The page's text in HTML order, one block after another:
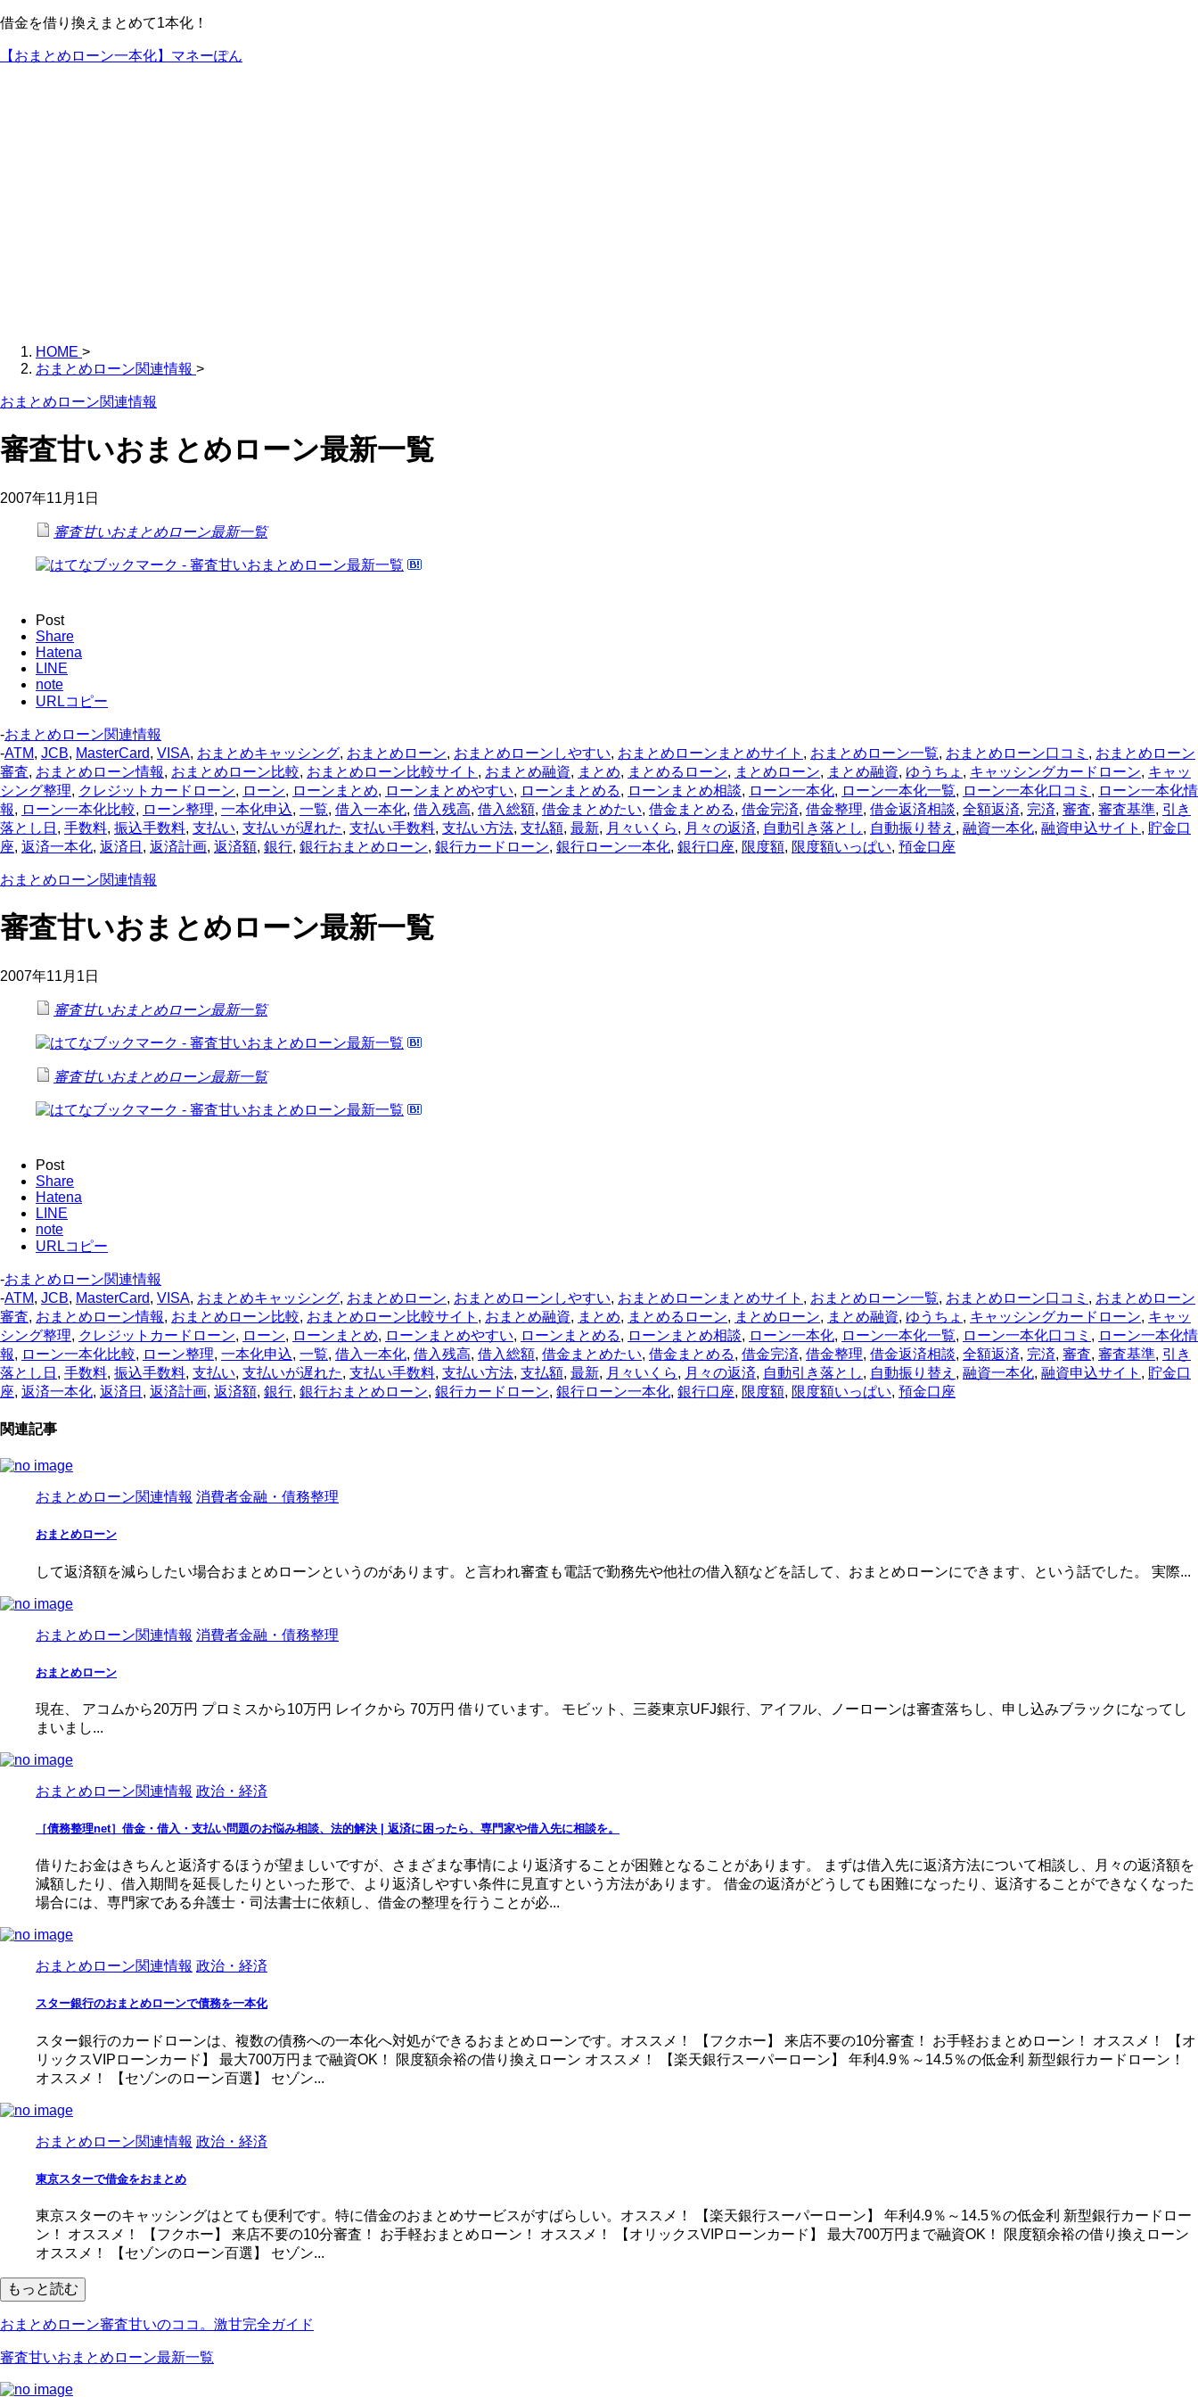
借金を借り換えまとめて1本化！
【おまとめローン一本化】マネーぽん
HOME >
おまとめローン関連情報 >
おまとめローン関連情報
審査甘いおまとめローン最新一覧
2007年11月1日
審査甘いおまとめローン最新一覧
Post
Share
Hatena
LINE
note
URLコピー
-おまとめローン関連情報
-ATM, JCB, MasterCard, VISA, おまとめキャッシング, おまとめローン, おまとめローンしやすい, おまとめローンまとめサイト , おまとめローン一覧, おまとめローン口コミ , おまとめローン
審査, おまとめローン情報, おまとめローン比較, おまとめローン比較サイト , おまとめ融資, まとめ, まとめるローン, まとめローン, まとめ融資, ゆうちょ , キャッシングカードローン, キャッ
シング整理, クレジットカードローン, ローン, ローンまとめ, ローンまとめやすい, ローンまとめる, ローンまとめ相談, ローン一本化, ローン一本化一覧, ローン一本化口コミ , ローン一本化情
報, ローン一本化比較, ローン整理, 一本化申込, 一覧, 借入一本化, 借入残高, 借入総額, 借金まとめたい, 借金まとめる, 借金完済, 借金整理, 借金返済相談, 全額返済, 完済, 審査, 審査基準, 引き
落とし日 , 手数料, 振込手数料, 支払い, 支払いが遅れた, 支払い手数料, 支払い方法, 支払額, 最新, 月々いくら, 月々の返済, 自動引き落とし, 自動振り替え , 融資一本化, 融資申込サイト , 貯金口
座, 返済一本化, 返済日 , 返済計画, 返済額, 銀行, 銀行おまとめローン, 銀行カードローン, 銀行ローン一本化, 銀行口座, 限度額, 限度額いっぱい, 預金口座
おまとめローン関連情報
審査甘いおまとめローン最新一覧
2007年11月1日
審査甘いおまとめローン最新一覧
審査甘いおまとめローン最新一覧
Post
Share
Hatena
LINE
note
URLコピー
-おまとめローン関連情報
-ATM, JCB, MasterCard, VISA, おまとめキャッシング, おまとめローン, おまとめローンしやすい, おまとめローンまとめサイト , おまとめローン一覧, おまとめローン口コミ , おまとめローン
審査, おまとめローン情報, おまとめローン比較, おまとめローン比較サイト , おまとめ融資, まとめ, まとめるローン, まとめローン, まとめ融資, ゆうちょ , キャッシングカードローン, キャッ
シング整理, クレジットカードローン, ローン, ローンまとめ, ローンまとめやすい, ローンまとめる, ローンまとめ相談, ローン一本化, ローン一本化一覧, ローン一本化口コミ , ローン一本化情
報, ローン一本化比較, ローン整理, 一本化申込, 一覧, 借入一本化, 借入残高, 借入総額, 借金まとめたい, 借金まとめる, 借金完済, 借金整理, 借金返済相談, 全額返済, 完済, 審査, 審査基準, 引き
落とし日 , 手数料, 振込手数料, 支払い, 支払いが遅れた, 支払い手数料, 支払い方法, 支払額, 最新, 月々いくら, 月々の返済, 自動引き落とし, 自動振り替え , 融資一本化, 融資申込サイト , 貯金口
座, 返済一本化, 返済日 , 返済計画, 返済額, 銀行, 銀行おまとめローン, 銀行カードローン, 銀行ローン一本化, 銀行口座, 限度額, 限度額いっぱい, 預金口座
関連記事
おまとめローン関連情報 消費者金融・債務整理
おまとめローン
して返済額を減らしたい場合おまとめローンというのがあります。と言われ審査も電話で勤務先や他社の借入額などを話して、おまとめローンにできます、という話でした。 実際...
おまとめローン関連情報 消費者金融・債務整理
おまとめローン
現在、 アコムから20万円 プロミスから10万円 レイクから 70万円 借りています。 モビット、三菱東京UFJ銀行、アイフル、ノーローンは審査落ちし、申し込みブラックになってし
まいまし...
おまとめローン関連情報 政治・経済
［債務整理net］借金・借入・支払い問題のお悩み相談、法的解決 | 返済に困ったら、専門家や借入先に相談を。
借りたお金はきちんと返済するほうが望ましいですが、さまざまな事情により返済することが困難となることがあります。 まずは借入先に返済方法について相談し、月々の返済額を
減額したり、借入期間を延長したりといった形で、より返済しやすい条件に見直すという方法があります。 借金の返済がどうしても困難になったり、返済することができなくなった
場合には、専門家である弁護士・司法書士に依頼し、借金の整理を行うことが必...
おまとめローン関連情報 政治・経済
スター銀行のおまとめローンで債務を一本化
スター銀行のカードローンは、複数の債務への一本化へ対処ができるおまとめローンです。オススメ！ 【フクホー】 来店不要の10分審査！ お手軽おまとめローン！ オススメ！ 【オ
リックスVIPローンカード】 最大700万円まで融資OK！ 限度額余裕の借り換えローン オススメ！ 【楽天銀行スーパーローン】 年利4.9％～14.5％の低金利 新型銀行カードローン！
オススメ！ 【セゾンのローン百選】 セゾン...
おまとめローン関連情報 政治・経済
東京スターで借金をおまとめ
東京スターのキャッシングはとても便利です。特に借金のおまとめサービスがすばらしい。オススメ！ 【楽天銀行スーパーローン】 年利4.9％～14.5％の低金利 新型銀行カードロー
ン！ オススメ！ 【フクホー】 来店不要の10分審査！ お手軽おまとめローン！ オススメ！ 【オリックスVIPローンカード】 最大700万円まで融資OK！ 限度額余裕の借り換えローン
オススメ！ 【セゾンのローン百選】 セゾン...
もっと読む
おまとめローン審査甘いのココ。激甘完全ガイド
審査甘いおまとめローン最新一覧